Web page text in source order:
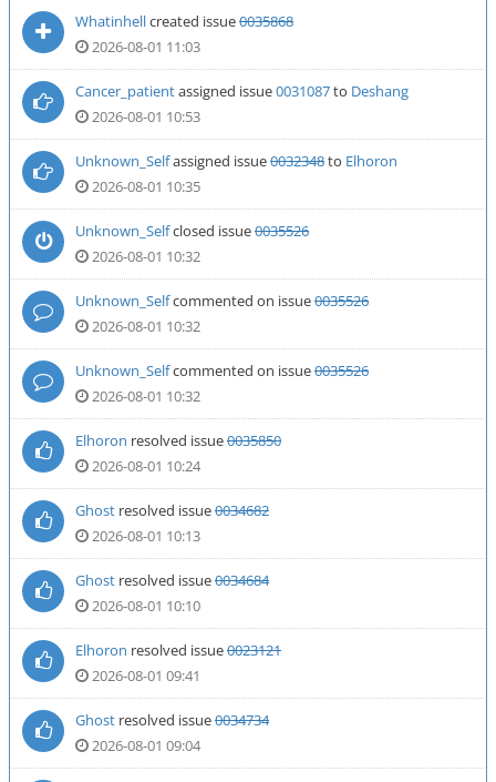
Whatinhellcreated issue0035868
2026-08-01 11:03
Cancer_patientassigned issue0031087to Deshang
2026-08-01 10:53
Unknown_Selfassigned issue0032348to Elhoron
2026-08-01 10:35
Unknown_Selfclosed issue0035526
2026-08-01 10:32
Unknown_Selfcommented on issue0035526
2026-08-01 10:32
Unknown_Selfcommented on issue0035526
2026-08-01 10:32
Elhoron resolved issue0035850
2026-08-01 10:24
Ghost resolved issue0034682
2026-08-01 10:13
Ghost resolved issue0034684
2026-08-01 10:10
Elhoron resolved issue0023121
2026-08-01 09:41
Ghost resolved issue0034734
2026-08-01 09:04